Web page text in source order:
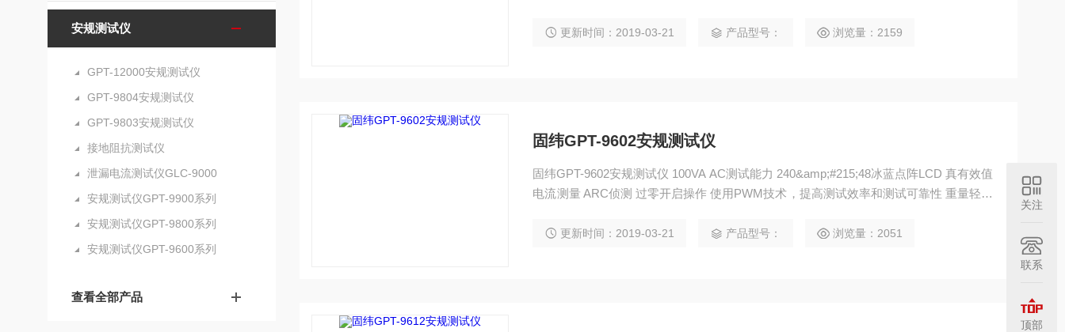
安规测试仪
GPT-12000安规测试仪
GPT-9804安规测试仪
GPT-9803安规测试仪
接地阻抗测试仪
泄漏电流测试仪GLC-9000
安规测试仪GPT-9900系列
安规测试仪GPT-9800系列
安规测试仪GPT-9600系列
查看全部产品
更新时间：2019-03-21 产品型号： 浏览量：2159
固纬GPT-9602安规测试仪
固纬GPT-9602安规测试仪 100VA AC测试能力 240&amp;#215;48冰蓝点阵LCD 真有效值
电流测量 ARC侦测 过零开启操作 使用PWM技术，提高测试效率和测试可靠性 重量轻，
更新时间：2019-03-21 产品型号： 浏览量：2051
关注
联系
顶部